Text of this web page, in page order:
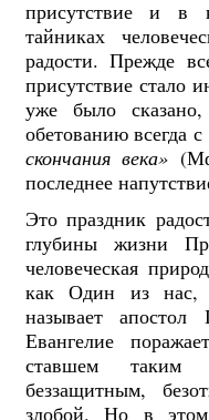
присутствие и в
тайниках
радости. Прежде
присутствие стало
уже было
обетованию всегда
скончания века»
последнее
Это праздник
глубины жизни
человеческая
как Один из
называет
Евангелие
ставшем таким
беззащитным,
злобой. Но в